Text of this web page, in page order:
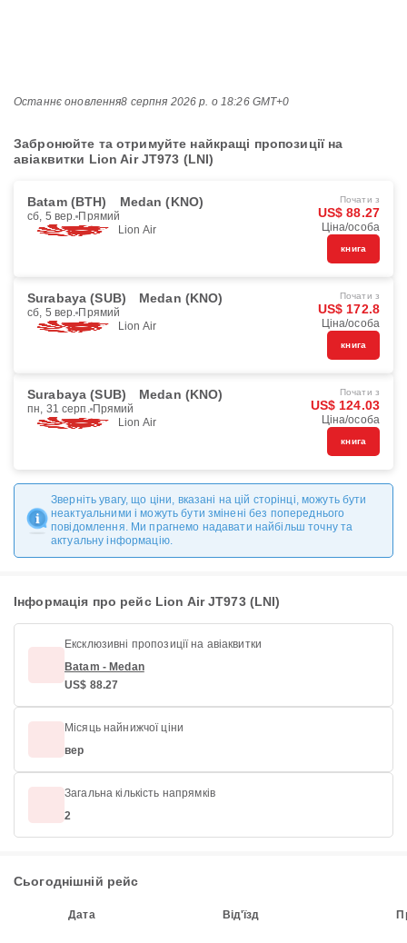
Останнє оновлення8 серпня 2026 р. о 18:26 GMT+0
Забронюйте та отримуйте найкращі пропозиції на
авіаквитки Lion Air JT973 (LNI)
Batam (BTH) Medan (KNO)
сб, 5 вер. Прямий
Lion Air
Почати з
US$ 88.27
Ціна/особа
книга
Surabaya (SUB) Medan (KNO)
сб, 5 вер. Прямий
Lion Air
Почати з
US$ 172.8
Ціна/особа
книга
Surabaya (SUB) Medan (KNO)
пн, 31 серп. Прямий
Lion Air
Почати з
US$ 124.03
Ціна/особа
книга
Зверніть увагу, що ціни, вказані на цій сторінці, можуть бути
неактуальними і можуть бути змінені без попереднього
повідомлення. Ми прагнемо надавати найбільш точну та
актуальну інформацію.
Інформація про рейс Lion Air JT973 (LNI)
Ексклюзивні пропозиції на авіаквитки
Batam - Medan
US$ 88.27
Місяць найнижчої ціни
вер
Загальна кількість напрямків
2
Сьогоднішній рейс
Дата Від'їзд